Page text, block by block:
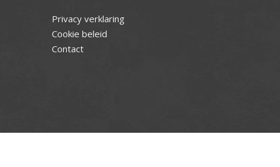
Privacy verklaring
Cookie beleid
Contact